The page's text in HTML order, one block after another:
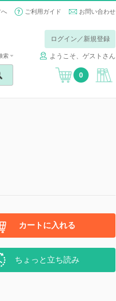
ご利用ガイド お問い合わせ
ログイン／新規登録
ようこそ、ゲストさん
索
0
カートに入れる
ちょっと立ち読み